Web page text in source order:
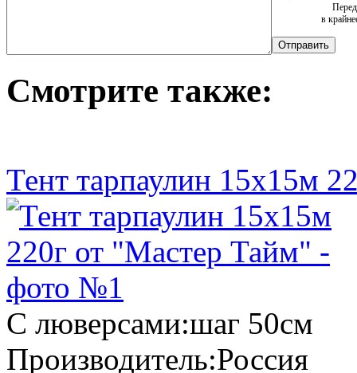
в
Смотрите также:
Тент тарпаулин 15х15м
С люверсами:шаг 50см
Производитель:Россия